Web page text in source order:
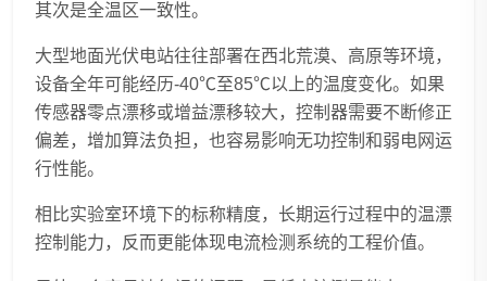
其次是全温区一致性。
大型地面光伏电站往往部署在西北荒漠、高原等环境，
设备全年可能经历-40℃至85℃以上的温度变化。如果
传感器零点漂移或增益漂移较大，控制器需要不断修正
偏差，增加算法负担，也容易影响无功控制和弱电网运
行性能。
相比实验室环境下的标称精度，长期运行过程中的温漂
控制能力，反而更能体现电流检测系统的工程价值。